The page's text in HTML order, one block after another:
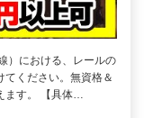
）における、レールの
ください。無資格＆
ます。 【具体…